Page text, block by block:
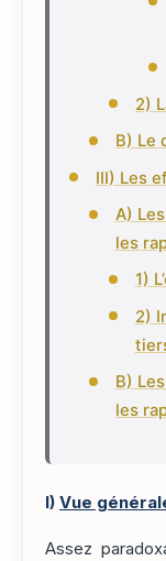
2)
B) Le
III) Les
A)
les
1)
2)
B)
les
I) Vue
Assez